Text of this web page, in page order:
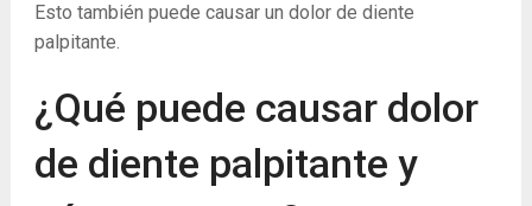
Esto también puede causar un dolor de diente
palpitante.
¿Qué puede causar dolor
de diente palpitante y